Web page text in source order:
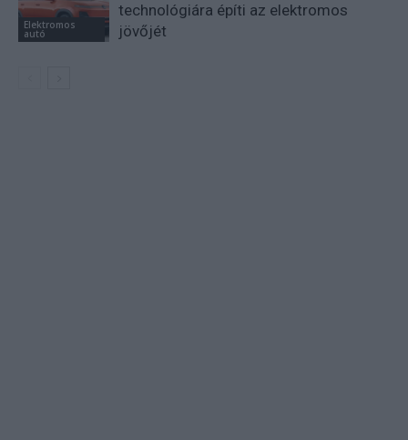
Elektromos
autó
technológiára építi az elektromos
jövőjét